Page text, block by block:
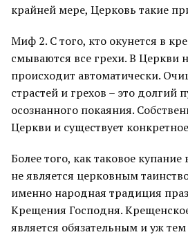
крайней мере, Церковь такие
Миф 2. С того, кто окунется в
смываются все грехи. В Церкви
происходит автоматически.
страстей и грехов – это долгий
осознанного покаяния.
Церкви и существует
Более того, как таковое
не является церковным
именно народная традиция
Крещения Господня.
является обязательным и уж